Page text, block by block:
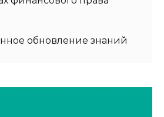
обновление знаний